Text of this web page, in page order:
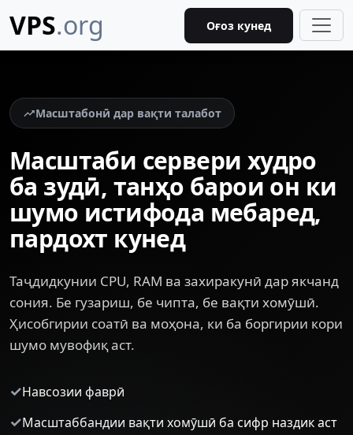
VPS.org Оғоз кунед
Масштабонӣ дар вақти талабот
Масштаби сервери худро
ба зудӣ, танҳо барои он ки
шумо истифода мебаред,
пардохт кунед
Таҷдидкунии CPU, RAM ва захиракунӣ дар якчанд
сония. Бе гузариш, бе чипта, бе вақти хомӯшӣ.
Ҳисобгирии соатӣ ва моҳона, ки ба боргирии кори
шумо мувофиқ аст.
✓Навсозии фаврӣ
✓Масштаббандии вақти хомӯшӣ ба сифр наздик аст